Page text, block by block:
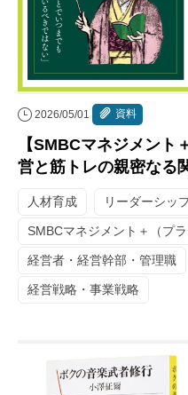
2026/05/01 資料
【SMBCマネジメント
営と筋トレの親密なる
人材育成 リーダーシッ
SMBCマネジメント＋（プラ
経営者・経営幹部・管理職
経営戦略・事業戦略